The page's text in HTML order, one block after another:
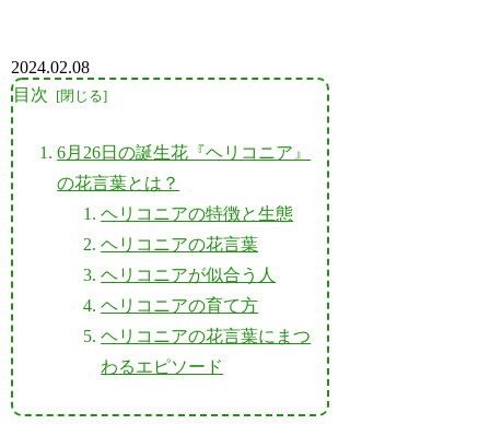
2024.02.08
目次
6月26日の誕生花『ヘリコニア』
の花言葉とは？
ヘリコニアの特徴と生態
ヘリコニアの花言葉
ヘリコニアが似合う人
ヘリコニアの育て方
ヘリコニアの花言葉にまつ
わるエピソード